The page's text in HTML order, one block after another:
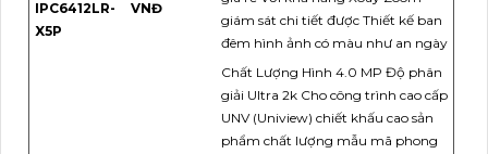
IPC6412LR-
X5P
VNĐ
giám sát chi tiết được Thiết kế ban
đêm hình ảnh có màu như an ngày
Chất Lượng Hình 4.0 MP Độ phân
giải Ultra 2k Cho công trình cao cấp
UNV (Uniview) chiết khấu cao sản
phẩm chất lượng mẫu mã phong